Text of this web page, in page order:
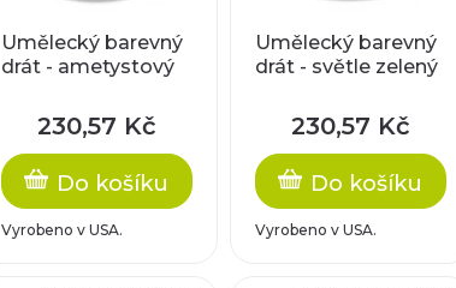
Umělecký barevný
drát - ametystový
230,57 Kč
Do košíku
Vyrobeno v USA.
Umělecký barevný
drát - světle zelený
230,57 Kč
Do košíku
Vyrobeno v USA.